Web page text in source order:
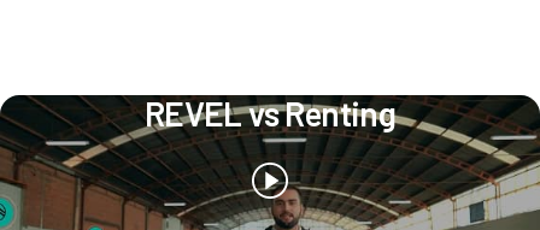
REVEL vs Renting